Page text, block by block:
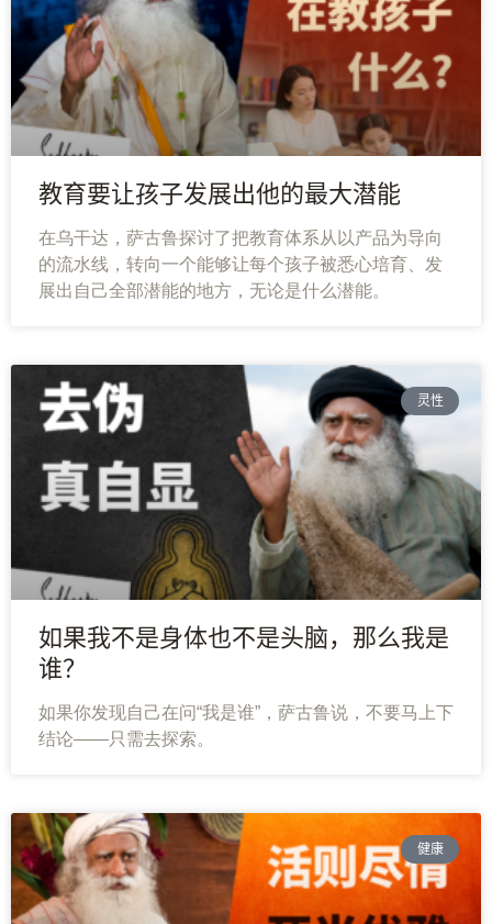
教育要让孩子发展出他的最大潜能
在乌干达，萨古鲁探讨了把教育体系从以产品为导向
的流水线，转向一个能够让每个孩子被悉心培育、发
展出自己全部潜能的地方，无论是什么潜能。
灵性
如果我不是身体也不是头脑，那么我是
谁？
如果你发现自己在问“我是谁”，萨古鲁说，不要马上下
结论——只需去探索。
健康